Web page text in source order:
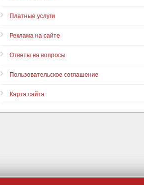
Платные услуги
Реклама на сайте
Ответы на вопросы
Пользовательское соглашение
Карта сайта